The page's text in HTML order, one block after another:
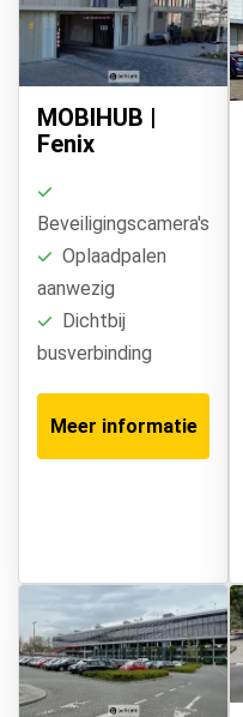
MOBIHUB |
Fenix
Beveiligingscamera's
Oplaadpalen
aanwezig
Dichtbij
busverbinding
Meer informatie